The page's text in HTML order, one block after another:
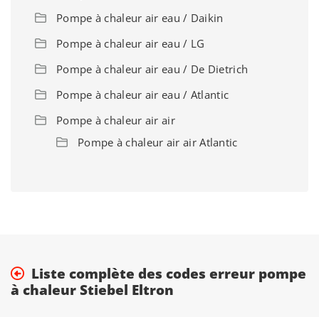
Pompe à chaleur air eau / Daikin
Pompe à chaleur air eau / LG
Pompe à chaleur air eau / De Dietrich
Pompe à chaleur air eau / Atlantic
Pompe à chaleur air air
Pompe à chaleur air air Atlantic
Liste complète des codes erreur pompe
à chaleur Stiebel Eltron